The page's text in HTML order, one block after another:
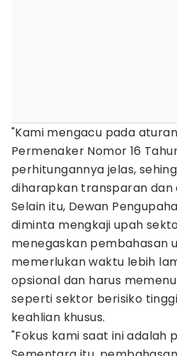
"Kami mengacu pada
Permenaker Nomor 16
perhitungannya jelas,
diharapkan transparan dan
Selain itu, Dewan
diminta mengkaji upah
menegaskan pembahasan
memerlukan waktu lebih
opsional dan harus
seperti sektor berisiko
keahlian khusus.
"Fokus kami saat ini adalah